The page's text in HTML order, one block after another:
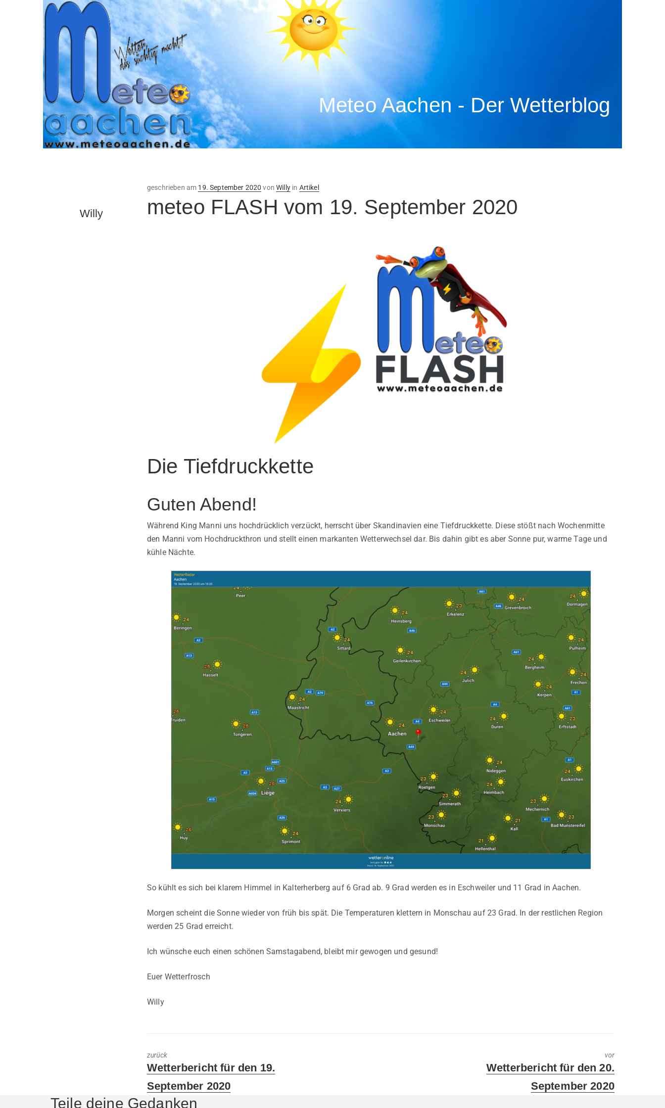
Meteo Aachen - Der Wetterblog
Willy
geschrieben am Veröffentlicht
19. September 2020 vonWillyin Artikel
meteo FLASH vom 19. September 2020
Die Tiefdruckkette
Guten Abend!
Während King Manni uns hochdrücklich verzückt, herrscht über Skandinavien eine Tiefdruckkette. Diese stößt nach Wochenmitte
den Manni vom Hochdruckthron und stellt einen markanten Wetterwechsel dar. Bis dahin gibt es aber Sonne pur, warme Tage und
kühle Nächte.
So kühlt es sich bei klarem Himmel in Kalterherberg auf 6 Grad ab. 9 Grad werden es in Eschweiler und 11 Grad in Aachen.
Morgen scheint die Sonne wieder von früh bis spät. Die Temperaturen klettern in Monschau auf 23 Grad. In der restlichen Region
werden 25 Grad erreicht.
Ich wünsche euch einen schönen Samstagabend, bleibt mir gewogen und gesund!
Euer Wetterfrosch
Willy
zurück
Previous
Wetterbericht für den 19.
September 2020
vor
Next
Wetterbericht für den 20.
September 2020
Teile deine Gedanken